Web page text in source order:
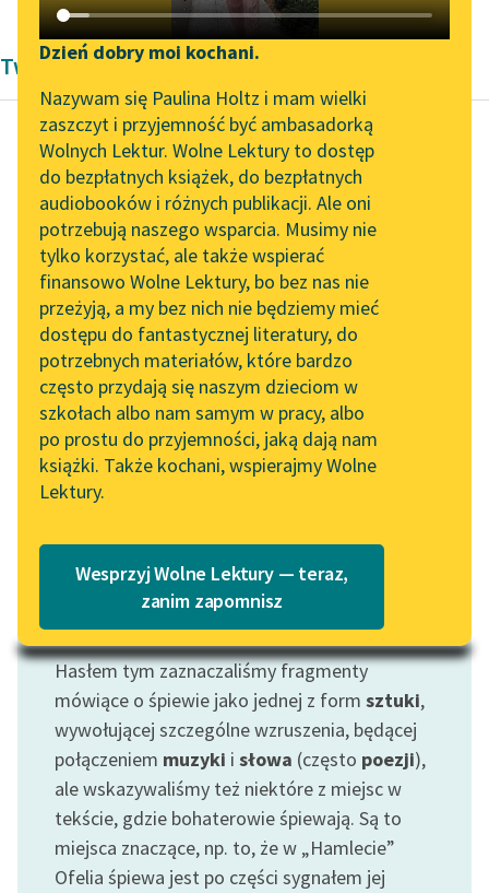
Katalog DAISY
Podkasty o książkach
Zgłoś brak utworu
Aktualności
Zapraszamy na spotkanie
online z tłumaczkami
literatury skandynawskiej
Spotkanie z Katarzyną
Tunkiel w Oslo
Wolne Lektury na 32.
Pol’and’Rock Festivalu
„Kochanek Lady
Chatterley” do słuchania
na Wolnych Lekturach
Nowy audiobook –
„Marzenie o Oriencie”
Lektury szkolne i klasyka
literatury do słuchania dla
uczennic i uczniów z
niepełnosprawnościami
E-kolekcja lektur
szkolnych i literatury do
słuchania dla uczennic i
uczniów z
niepełnosprawnościami
Narzędzia
Mapa Wolnych Lektur
Leśmianator
Przewodnik dla piszących i
czytających
API
OAI-PMH
Widget Wolnych Lektur
Przypisy
Katalog w formacie PDF
Dzień dobry moi kochani.
Nazywam się Paulina Holtz i mam wielki
zaszczyt i przyjemność być ambasadorką
Wolnych Lektur. Wolne Lektury to dostęp
do bezpłatnych książek, do bezpłatnych
audiobooków i różnych publikacji. Ale oni
potrzebują naszego wsparcia. Musimy nie
tylko korzystać, ale także wspierać
finansowo Wolne Lektury, bo bez nas nie
przeżyją, a my bez nich nie będziemy mieć
dostępu do fantastycznej literatury, do
potrzebnych materiałów, które bardzo
często przydają się naszym dzieciom w
szkołach albo nam samym w pracy, albo
po prostu do przyjemności, jaką dają nam
książki. Także kochani, wspierajmy Wolne
Lektury.
Wesprzyj Wolne Lektury — teraz,
zanim zapomnisz
Twórczość Andrzeja Trzebińskiego
Andrzej Trzebiński
Piosenka o Teresie
Wczoraj jeszcze
miałem usta twe
maleńkie,
Dziś — musiałem cię
zamienić wprost w
piosenkę…
Twoje usta...
Motyw: Śpiew
Hasłem tym zaznaczaliśmy fragmenty
mówiące o śpiewie jako jednej z form sztuki,
wywołującej szczególne wzruszenia, będącej
połączeniem muzyki i słowa (często poezji),
ale wskazywaliśmy też niektóre z miejsc w
tekście, gdzie bohaterowie śpiewają. Są to
miejsca znaczące, np. to, że w „Hamlecie”
Ofelia śpiewa jest po części sygnałem jej